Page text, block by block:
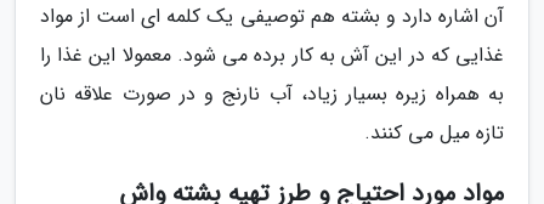
آن اشاره دارد و بشته هم توصیفی یک کلمه ای است از مواد
غذایی که در این آش به کار برده می شود. معمولا این غذا را
به همراه زیره بسیار زیاد، آب نارنج و در صورت علاقه نان
تازه میل می کنند.
مواد مورد احتیاج و طرز تهیه بشته واش